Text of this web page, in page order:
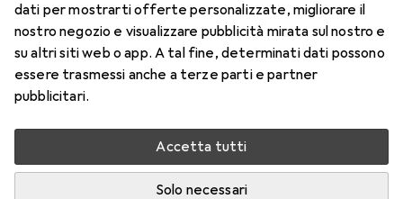
dati per mostrarti offerte personalizzate, migliorare il
nostro negozio e visualizzare pubblicità mirata sul nostro e
su altri siti web o app. A tal fine, determinati dati possono
essere trasmessi anche a terze parti e partner
pubblicitari.
Accetta tutti
Solo necessari